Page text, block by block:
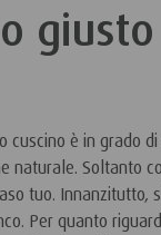
cuscino è in grado
naturale. Soltanto
tuo. Innanzitutto,
Per quanto